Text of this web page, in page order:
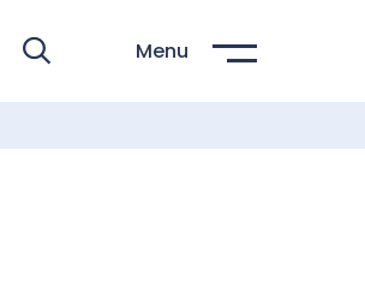
Menu